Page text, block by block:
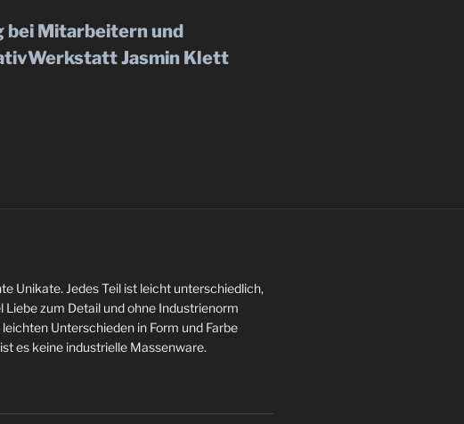
Mitarbeitern und
Jasmin Klett
Unikate. Jedes Teil ist leicht unterschiedlich,
zum Detail und ohne Industrienorm
Unterschieden in Form und Farbe
es keine industrielle Massenware.